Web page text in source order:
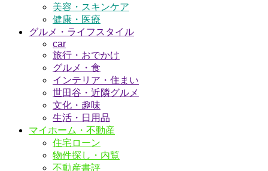
美容・スキンケア
健康・医療
グルメ・ライフスタイル
car
旅行・おでかけ
グルメ・食
インテリア・住まい
世田谷・近隣グルメ
文化・趣味
生活・日用品
マイホーム・不動産
住宅ローン
物件探し・内覧
不動産書評